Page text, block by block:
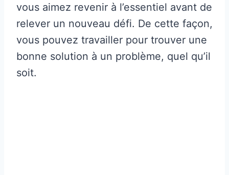
vous aimez revenir à l’essentiel avant de
relever un nouveau défi. De cette façon,
vous pouvez travailler pour trouver une
bonne solution à un problème, quel qu’il
soit.